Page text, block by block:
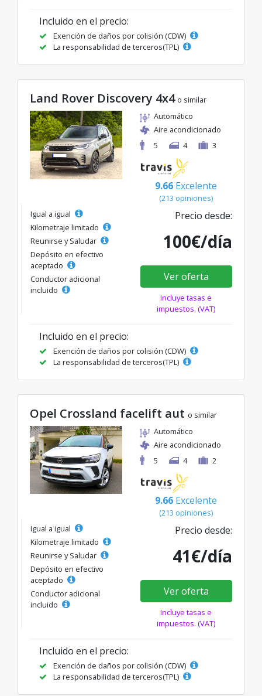
Incluido en el precio:
Exención de daños por colisión (CDW)
La responsabilidad de terceros(TPL)
Land Rover Discovery 4x4 o similar
Automático
Aire acondicionado
5
4 3
9.66 Excelente
(213 opiniones)
Igual a igual
Kilometraje limitado
Reunirse y Saludar
Depósito en efectivo
aceptado
Conductor adicional
incluido
Precio desde:
100€/día
Ver oferta
Incluye tasas e
impuestos. (VAT)
Incluido en el precio:
Exención de daños por colisión (CDW)
La responsabilidad de terceros(TPL)
Opel Crossland facelift aut o similar
Automático
Aire acondicionado
5
4 2
9.66 Excelente
(213 opiniones)
Igual a igual
Kilometraje limitado
Reunirse y Saludar
Depósito en efectivo
aceptado
Conductor adicional
incluido
Precio desde:
41€/día
Ver oferta
Incluye tasas e
impuestos. (VAT)
Incluido en el precio:
Exención de daños por colisión (CDW)
La responsabilidad de terceros(TPL)